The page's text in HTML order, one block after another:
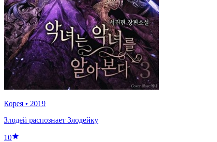
Корея • 2019
Злодей распознает Злодейку
10